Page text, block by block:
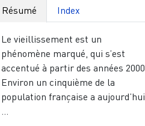
Résumé Index
Le vieillissement est un
phénomène marqué, qui s’est
accentué à partir des années 2000.
Environ un cinquième de la
population française a aujourd’hui